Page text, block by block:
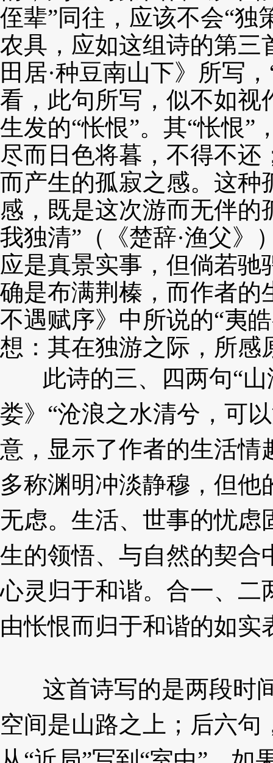
侄辈”同往，应该不会“独
农具，应如这组诗的第三
田居·种豆南山下》所写
看，此句所写，似不如视
生发的“怅恨”。其“怅恨”
尽而日色将暮，不得不还
而产生的孤寂之感。这种
感，既是这次游而无伴的
我独清”（《楚辞·渔父》
应是真景实事，但倘若驰
确是布满荆榛， 而作者的
不遇赋序》中所说的“夷
想：其在独游之际，所感
此诗的三、四两句“
娄》“沧浪之水清兮， 可
意，显示了作者的生活情
多称渊明冲淡静穆，但他
无虑。生活、世事的忧虑
生的领悟、 与自然的契合
心灵归于和谐。合一、二
由怅恨而归于和谐的如实
这首诗写的是两段时
空间是山路之上；后六句